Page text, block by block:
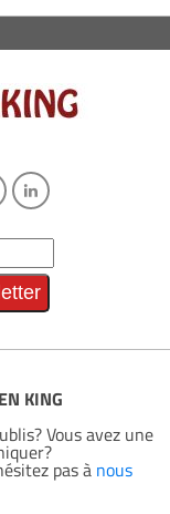
KING
Vous avez une
pas à nous